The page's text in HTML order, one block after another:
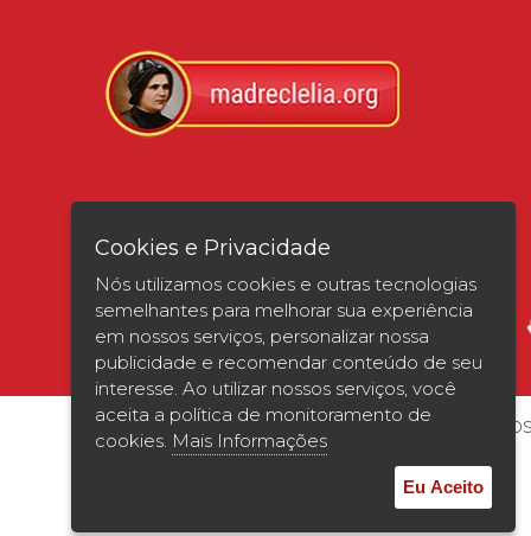
Verificada por
© 2026 | UNISAGRADO. Todos os
Cookies e Privacidade
Nós utilizamos cookies e outras tecnologias
semelhantes para melhorar sua experiência
em nossos serviços, personalizar nossa
publicidade e recomendar conteúdo de seu
interesse. Ao utilizar nossos serviços, você
aceita a política de monitoramento de
cookies. Mais Informações
Eu Aceito